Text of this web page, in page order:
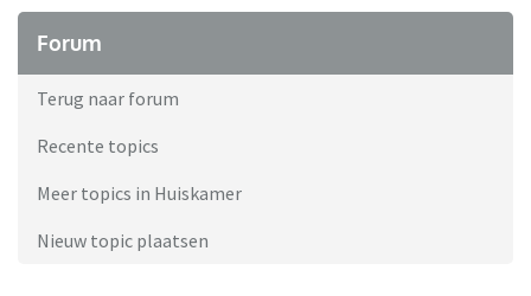
Forum
Terug naar forum
Recente topics
Meer topics in Huiskamer
Nieuw topic plaatsen